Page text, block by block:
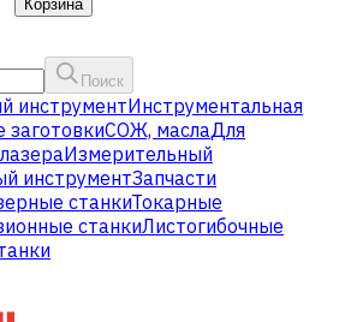
Корзина
Поиск
инструментИнструментальная
заготовкиСОЖ, маслаДля
Измерительный
инструментЗапчасти
станкиТокарные
станкиЛистогибочные